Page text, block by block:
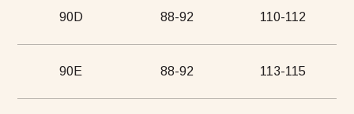
90D 88-92 110-112
90E 88-92 113-115